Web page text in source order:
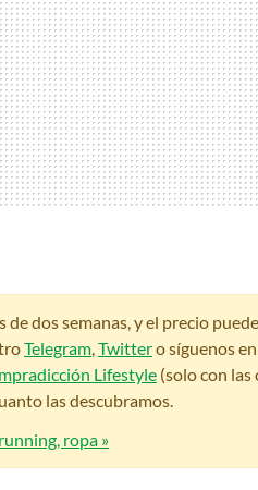
de dos semanas, y el precio
Telegram Twittero síguenos
Lifestyle (solo con las
las descubramos.
ropa »